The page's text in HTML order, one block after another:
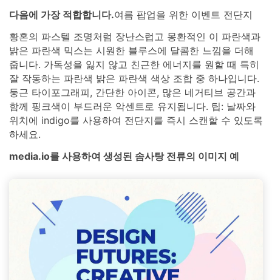
다음에 가장 적합합니다.여름 팝업을 위한 이벤트 전단지
황혼의 파스텔 조명처럼 장난스럽고 몽환적인 이 파란색과
밝은 파란색 믹스는 시원한 블루스에 달콤한 느낌을 더해
줍니다. 가독성을 잃지 않고 친근한 에너지를 원할 때 특히
잘 작동하는 파란색 밝은 파란색 색상 조합 중 하나입니다.
둥근 타이포그래피, 간단한 아이콘, 많은 네거티브 공간과
함께 핑크색이 부드러운 악센트로 유지됩니다. 팁: 날짜와
위치에 indigo를 사용하여 전단지를 즉시 스캔할 수 있도록
하세요.
media.io를 사용하여 생성된 솜사탕 전류의 이미지 예